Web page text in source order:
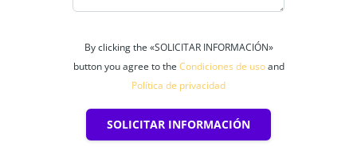
By clicking the «SOLICITAR INFORMACIÓN»
button you agree to the Condiciones de usoand
Política de privacidad
SOLICITAR INFORMACIÓN